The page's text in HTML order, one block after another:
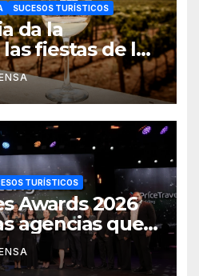
SUCESOS TURÍSTICOS
da la
fiestas de la
TURÍSTICOS
Awards 2026
agencias que
del